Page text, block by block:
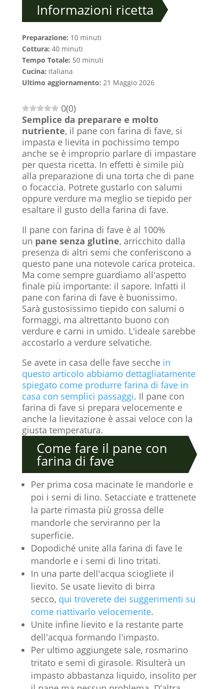
Informazioni ricetta
Preparazione: 10 minuti
Cottura: 40 minuti
Tempo Totale: 50 minuti
Cucina: italiana
Ultimo aggiornamento: 21 Maggio 2026
0(0)
Semplice da preparare e molto
nutriente, il pane con farina di fave, si
impasta e lievita in pochissimo tempo
anche se è improprio parlare di impastare
per questa ricetta. In effetti è simile più
alla preparazione di una torta che di pane
o focaccia. Potrete gustarlo con salumi
oppure verdure ma meglio se tiepido per
esaltare il gusto della farina di fave.
Il pane con farina di fave è al 100%
un pane senza glutine, arricchito dalla
presenza di altri semi che conferiscono a
questo pane una notevole carica proteica.
Ma come sempre guardiamo all'aspetto
finale più importante: il sapore. Infatti il
pane con farina di fave è buonissimo.
Sarà gustosissimo tiepido con salumi o
formaggi, ma altrettanto buono con
verdure e carni in umido. L'ideale sarebbe
accostarlo a verdure selvatiche.
Se avete in casa delle fave secche in
questo articolo abbiamo dettagliatamente
spiegato come produrre farina di fave in
casa con semplici passaggi. Il pane con
farina di fave si prepara velocemente e
anche la lievitazione è assai veloce con la
giusta temperatura.
Come fare il pane con
farina di fave
Per prima cosa macinate le mandorle e
poi i semi di lino. Setacciate e trattenete
la parte rimasta più grossa delle
mandorle che serviranno per la
superficie.
Dopodiché unite alla farina di fave le
mandorle e i semi di lino tritati.
In una parte dell'acqua sciogliete il
lievito. Se usate lievito di birra
secco, qui troverete dei suggerimenti su
come riattivarlo velocemente.
Unite infine lievito e la restante parte
dell'acqua formando l'impasto.
Per ultimo aggiungete sale, rosmarino
tritato e semi di girasole. Risulterà un
impasto abbastanza liquido, insolito per